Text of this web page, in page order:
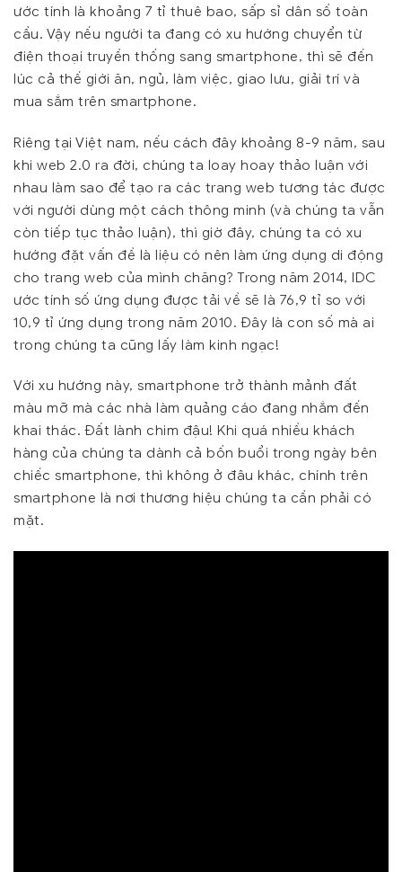
ước tính là khoảng 7 tỉ thuê bao, sấp sỉ dân số toàn
cầu. Vậy nếu người ta đang có xu hướng chuyển từ
điện thoại truyền thống sang smartphone, thì sẽ đến
lúc cả thế giới ăn, ngủ, làm việc, giao lưu, giải trí và
mua sắm trên smartphone.
Riêng tại Việt nam, nếu cách đây khoảng 8-9 năm, sau
khi web 2.0 ra đời, chúng ta loay hoay thảo luận với
nhau làm sao để tạo ra các trang web tương tác được
với người dùng một cách thông minh (và chúng ta vẫn
còn tiếp tục thảo luận), thì giờ đây, chúng ta có xu
hướng đặt vấn đề là liệu có nên làm ứng dụng di động
cho trang web của mình chăng? Trong năm 2014, IDC
ước tính số ứng dụng được tải về sẽ là 76,9 tỉ so với
10,9 tỉ ứng dụng trong năm 2010. Đây là con số mà ai
trong chúng ta cũng lấy làm kinh ngạc!
Với xu hướng này, smartphone trở thành mảnh đất
màu mỡ mà các nhà làm quảng cáo đang nhắm đến
khai thác. Đất lành chim đậu! Khi quá nhiều khách
hàng của chúng ta dành cả bốn buổi trong ngày bên
chiếc smartphone, thì không ở đâu khác, chính trên
smartphone là nơi thương hiệu chúng ta cần phải có
mặt.